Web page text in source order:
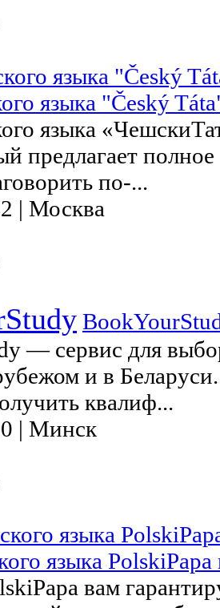
языка "Český
языка
предлагает
по-...
| Москва
— сервис для
и в
квалиф...
| Минск
языка
вам